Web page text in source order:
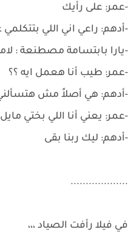
-عمر: على رأيك
-أدهم: راعي اني اللي
-يارا بابتسامة مصطنعة :
-عمر: طيب أنا هعمل ايه ؟؟
-أدهم: هي أصلاً مش هتسألني
-عمر: يعني أنا اللي بختي
-أدهم: ليك ربنا بقى
...................
في فيلا رأفت الصياد ،،،